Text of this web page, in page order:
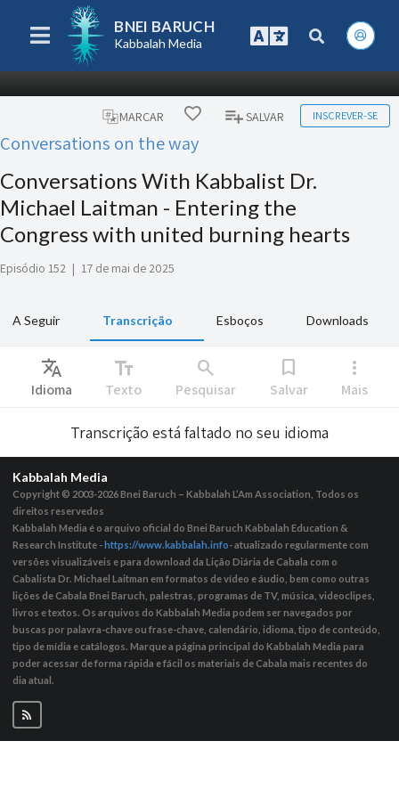
BNEI BARUCH
Kabbalah Media
MARCAR SALVAR INSCREVER-SE
Conversations on the way
Conversations With Kabbalist Dr.
Michael Laitman - Entering the
Congress with united burning hearts
Episódio 152 | 17 de mai de 2025
A Seguir Transcrição Esboços Downloads
Translate
Idioma
text_fields
Texto
search
Pesquisar
bookmark
Salvar
more_vert
Mais
Transcrição está faltado no seu idioma
Kabbalah Media
Copyright © 2003-2026Bnei Baruch – Kabbalah L’Am Association, Todos os
direitos reservedos
Kabbalah Media é o arquivo oficial do Bnei Baruch Kabbalah Education &
Research Institute - https://www.kabbalah.info- atualizado regularmente com
versões visualizáveis ​​e para download da Lição Diária de Cabala com o
Cabalista Dr. Michael Laitman em formatos de vídeo e áudio, bem como outras
lições de Cabala Bnei Baruch, palestras, programas de TV, música, videoclipes,
livros e textos. Os arquivos do Kabbalah Media podem ser navegados por
buscas por palavra-chave ou frase-chave, calendário, idioma, tipo de conteúdo,
tipo de mídia e catálogos. Marque a página principal do Kabbalah Media para
poder acessar de forma rápida e fácil os materiais de Cabala mais recentes do
dia atual.